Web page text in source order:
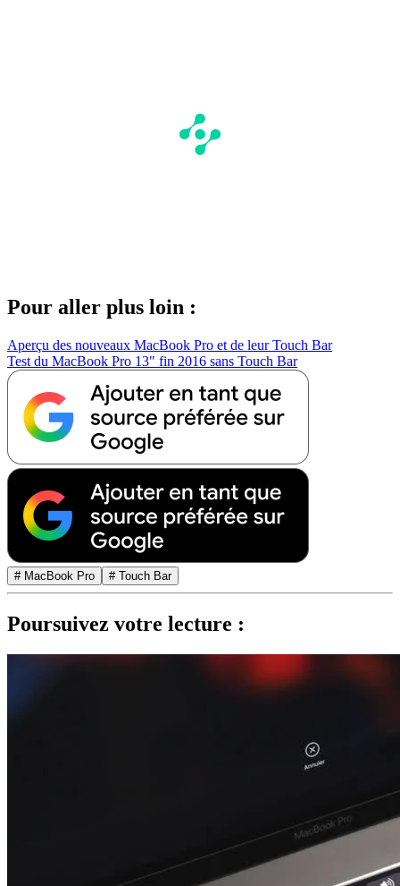
Pour aller plus loin :
Aperçu des nouveaux MacBook Pro et de leur Touch Bar
Test du MacBook Pro 13" fin 2016 sans Touch Bar
# MacBook Pro # Touch Bar
Poursuivez votre lecture :